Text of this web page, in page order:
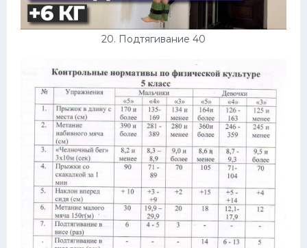
20. Подтягивание 40